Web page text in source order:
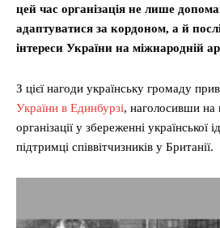
цей час організація не лише
адаптуватися за кордоном, а й
інтереси України на міжнародній
З цієї нагоди українську громаду
України в Единбурзі, наголосивши на
організації у збереженні української
підтримці співвітчизників у Британії.